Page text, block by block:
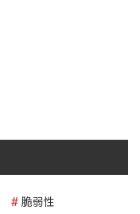
脆弱性